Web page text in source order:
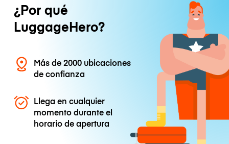
¿Por qué
LuggageHero?
Más de 2000 ubicaciones
de confianza
Llega en cualquier
momento durante el
horario de apertura